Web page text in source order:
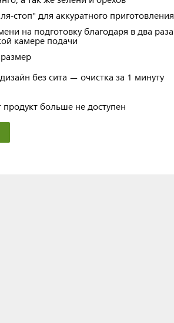
стоп" для аккуратного приготовления
на подготовку благодаря в два раза
камере подачи
без сита — очистка за 1 минуту
больше не доступен